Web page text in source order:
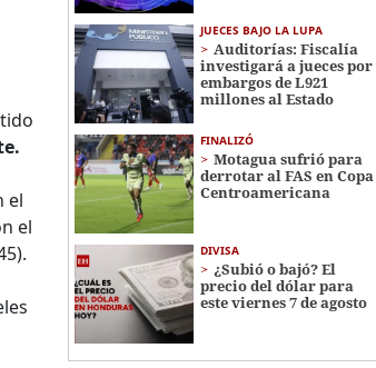
el
el
JUECES BAJO LA LUPA
Auditorías: Fiscalía
investigará a jueces por
embargos de L921
millones al Estado
FINALIZÓ
Motagua sufrió para
derrotar al FAS en Copa
Centroamericana
DIVISA
¿Subió o bajó? El
precio del dólar para
este viernes 7 de agosto